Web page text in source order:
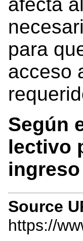
para
acceso
Según
lectivo
Source
https://